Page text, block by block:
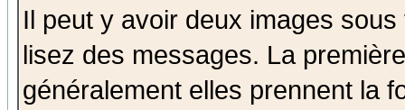
Il peut y avoir deux images
lisez des messages. La
généralement elles prennent la